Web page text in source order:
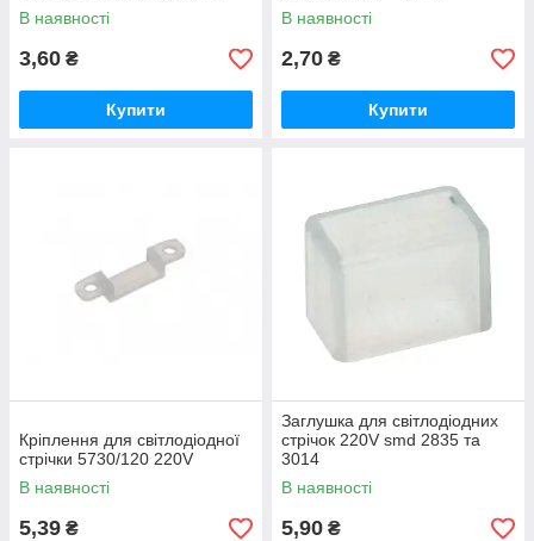
В наявності
3,60 ₴
Купити
В наявності
2,70 ₴
Купити
Кріплення для світлодіодної
стрічки 5730/120 220V
В наявності
5,39 ₴
Заглушка для світлодіодних
стрічок 220V smd 2835 та
3014
В наявності
5,90 ₴